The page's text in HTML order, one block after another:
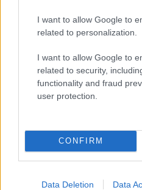
I want to allow Google to
related to personalization.
I want to allow Google to
related to security,
functionality and fraud
user protection.
CONFIRM
Data Deletion Data